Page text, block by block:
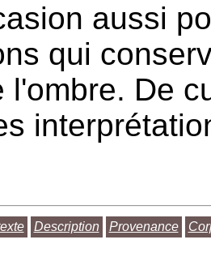
aussi
qui
l'ombre. De
Description Provenance